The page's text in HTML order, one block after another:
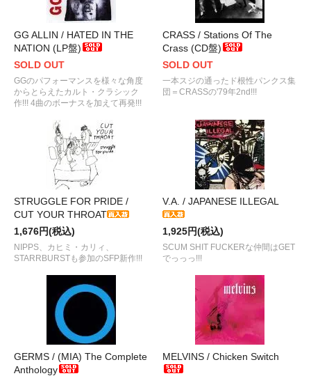
GG ALLIN / HATED IN THE
NATION (LP盤)
SOLD OUT
GGのパフォーマンスを様々な角度
からとらえたカルト・クラシック
作!!! 4曲のボーナスを加えて再発!!!
CRASS / Stations Of The
Crass (CD盤)
SOLD OUT
一本スジの通ったド根性パンクス集
団＝CRASSの'79年2nd!!!
STRUGGLE FOR PRIDE /
CUT YOUR THROAT
1,676円(税込)
NIPPS、カヒミ・カリィ、
STARRBURSTも参加のSFP新作!!!
V.A. / JAPANESE ILLEGAL
1,925円(税込)
SCUM SHIT FUCKERな仲間はGET
でっっっ!!!
GERMS / (MIA) The Complete
Anthology
MELVINS / Chicken Switch